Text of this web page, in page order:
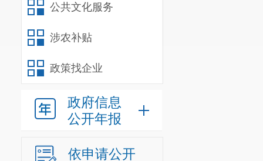
公共文化服务
涉农补贴
政策找企业
政府信息
公开年报
依申请公开